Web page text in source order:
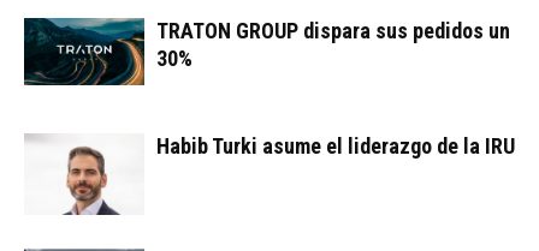
TRATON GROUP dispara sus pedidos un
30%
Habib Turki asume el liderazgo de la IRU